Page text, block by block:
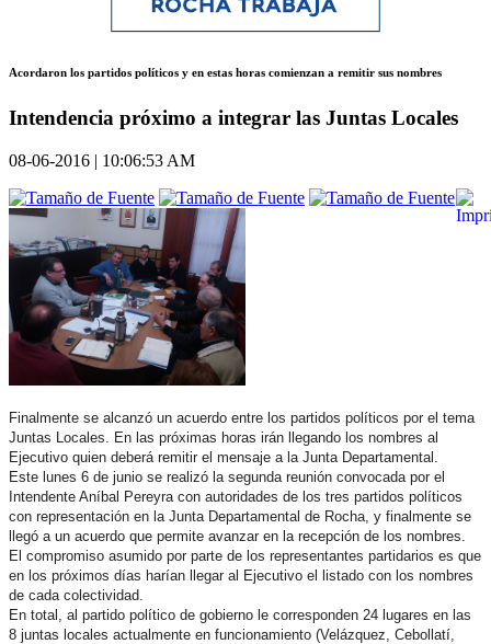
Acordaron los partidos políticos y en estas horas comienzan a remitir sus nombres
Intendencia próximo a integrar las Juntas Locales
08-06-2016 | 10:06:53 AM
Finalmente se alcanzó un acuerdo entre los partidos políticos por el tema
Juntas Locales. En las próximas horas irán llegando los nombres al
Ejecutivo quien deberá remitir el mensaje a la Junta Departamental.
Este lunes 6 de junio se realizó la segunda reunión convocada por el
Intendente Aníbal Pereyra con autoridades de los tres partidos políticos
con representación en la Junta Departamental de Rocha, y finalmente se
llegó a un acuerdo que permite avanzar en la recepción de los nombres.
El compromiso asumido por parte de los representantes partidarios es que
en los próximos días harían llegar al Ejecutivo el listado con los nombres
de cada colectividad.
En total, al partido político de gobierno le corresponden 24 lugares en las
8 juntas locales actualmente en funcionamiento (Velázquez, Cebollatí,